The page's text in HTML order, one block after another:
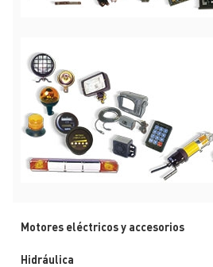
Motores eléctricos y accesorios
Hidráulica